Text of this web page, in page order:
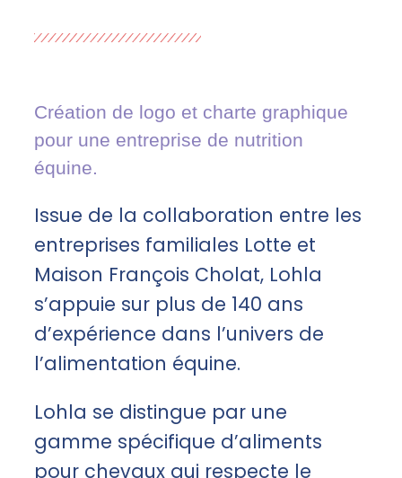
Création de logo et charte graphique
pour une entreprise de nutrition
équine.
Issue de la collaboration entre les
entreprises familiales Lotte et
Maison François Cholat, Lohla
s’appuie sur plus de 140 ans
d’expérience dans l’univers de
l’alimentation équine.
Lohla se distingue par une
gamme spécifique d’aliments
pour chevaux qui respecte le